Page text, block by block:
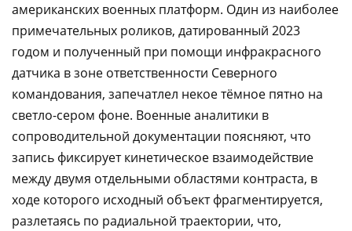
американских военных платформ. Один из наиболее
примечательных роликов, датированный 2023
годом и полученный при помощи инфракрасного
датчика в зоне ответственности Северного
командования, запечатлел некое тёмное пятно на
светло-сером фоне. Военные аналитики в
сопроводительной документации поясняют, что
запись фиксирует кинетическое взаимодействие
между двумя отдельными областями контраста, в
ходе которого исходный объект фрагментируется,
разлетаясь по радиальной траектории, что,